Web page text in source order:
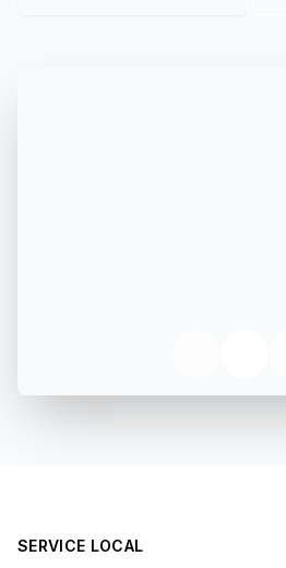
SERVICE LOCAL